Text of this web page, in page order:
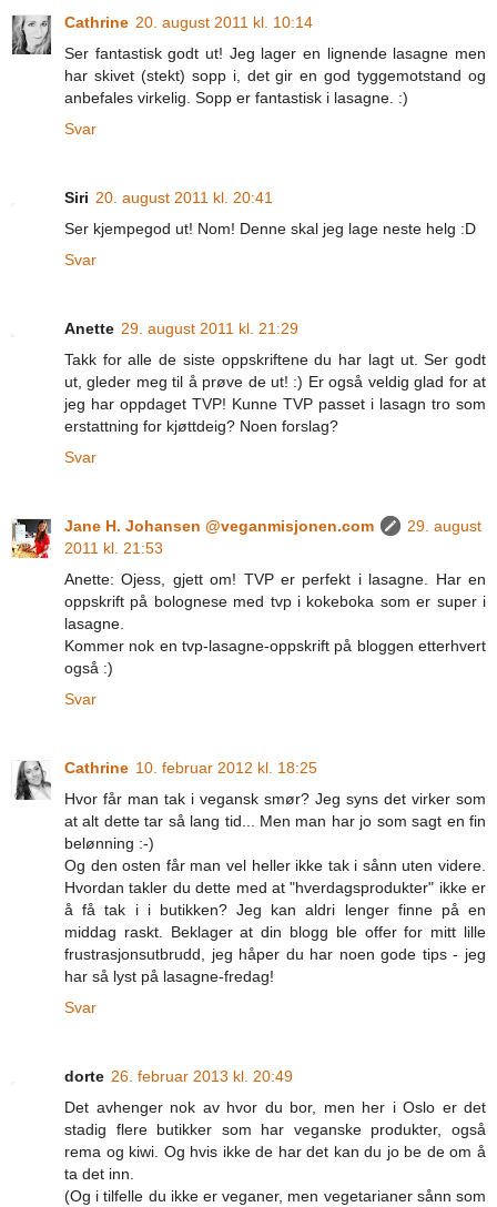
Cathrine 20. august 2011 kl. 10:14
Ser fantastisk godt ut! Jeg lager en lignende lasagne men
har skivet (stekt) sopp i, det gir en god tyggemotstand og
anbefales virkelig. Sopp er fantastisk i lasagne. :)
Svar
Siri 20. august 2011 kl. 20:41
Ser kjempegod ut! Nom! Denne skal jeg lage neste helg :D
Svar
Anette 29. august 2011 kl. 21:29
Takk for alle de siste oppskriftene du har lagt ut. Ser godt
ut, gleder meg til å prøve de ut! :) Er også veldig glad for at
jeg har oppdaget TVP! Kunne TVP passet i lasagn tro som
erstattning for kjøttdeig? Noen forslag?
Svar
Jane H. Johansen @veganmisjonen.com
29. august
2011 kl. 21:53
Anette: Ojess, gjett om! TVP er perfekt i lasagne. Har en
oppskrift på bolognese med tvp i kokeboka som er super i
lasagne.
Kommer nok en tvp-lasagne-oppskrift på bloggen etterhvert
også :)
Svar
Cathrine 10. februar 2012 kl. 18:25
Hvor får man tak i vegansk smør? Jeg syns det virker som
at alt dette tar så lang tid... Men man har jo som sagt en fin
belønning :-)
Og den osten får man vel heller ikke tak i sånn uten videre.
Hvordan takler du dette med at "hverdagsprodukter" ikke er
å få tak i i butikken? Jeg kan aldri lenger finne på en
middag raskt. Beklager at din blogg ble offer for mitt lille
frustrasjonsutbrudd, jeg håper du har noen gode tips - jeg
har så lyst på lasagne-fredag!
Svar
dorte 26. februar 2013 kl. 20:49
Det avhenger nok av hvor du bor, men her i Oslo er det
stadig flere butikker som har veganske produkter, også
rema og kiwi. Og hvis ikke de har det kan du jo be de om å
ta det inn.
(Og i tilfelle du ikke er veganer, men vegetarianer sånn som